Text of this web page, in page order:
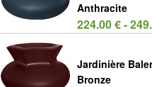
Anthracite
224.00 € -
Jardinière
Bronze